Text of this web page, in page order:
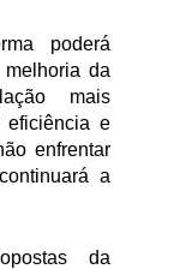
poderá
da
mais
eficiência e
enfrentar
a
da